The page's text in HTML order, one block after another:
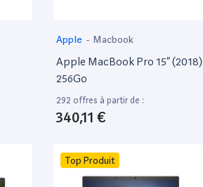
Apple - Macbook
Apple MacBook Pro 15” (2018)
256Go
292 offres à partir de :
340,11 €
Top Produit